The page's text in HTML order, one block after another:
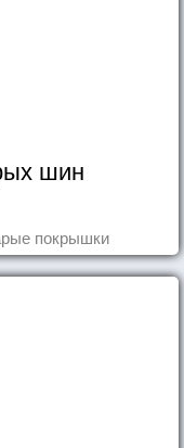
шин
покрышки